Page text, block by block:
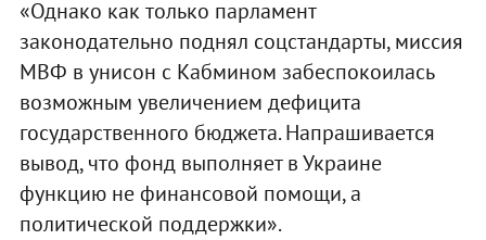
«Однако как только парламент
законодательно поднял соцстандарты, миссия
МВФ в унисон с Кабмином забеспокоилась
возможным увеличением дефицита
государственного бюджета. Напрашивается
вывод, что фонд выполняет в Украине
функцию не финансовой помощи, а
политической поддержки».